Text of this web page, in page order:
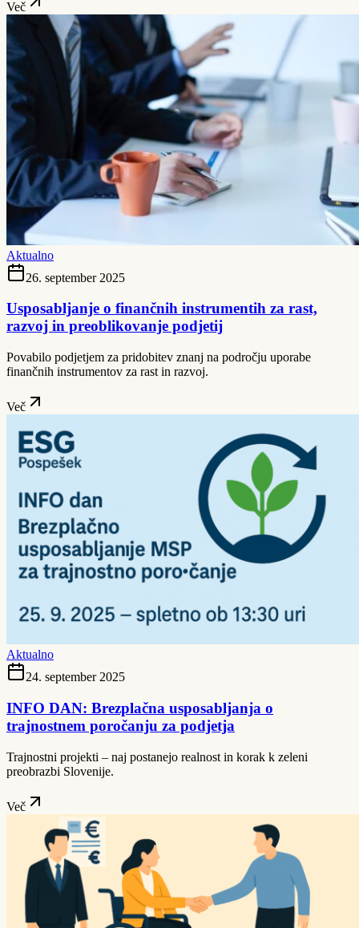
Več
Aktualno
26. september 2025
Usposabljanje o finančnih instrumentih za rast,
razvoj in preoblikovanje podjetij
Povabilo podjetjem za pridobitev znanj na področju uporabe
finančnih instrumentov za rast in razvoj.
Več
Aktualno
24. september 2025
INFO DAN: Brezplačna usposabljanja o
trajnostnem poročanju za podjetja
Trajnostni projekti – naj postanejo realnost in korak k zeleni
preobrazbi Slovenije.
Več